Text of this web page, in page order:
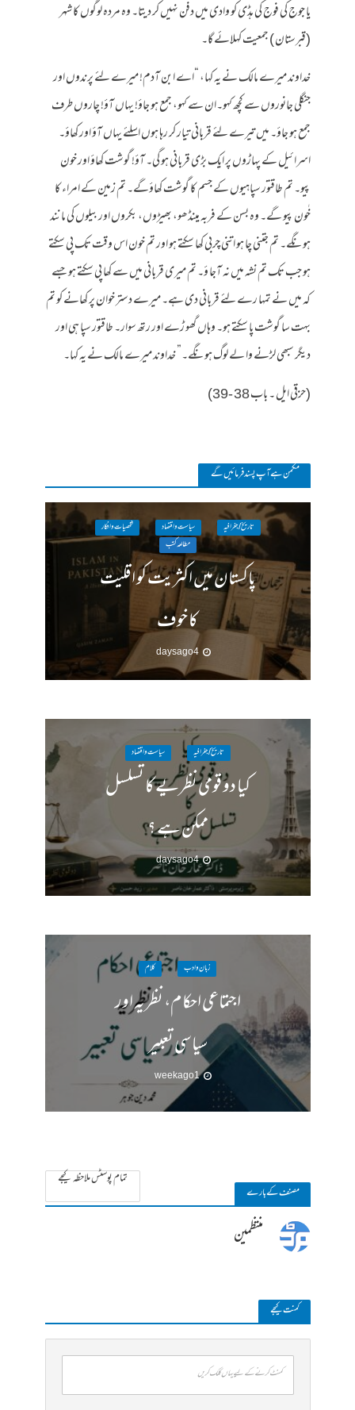
یا جوج کی فوج کی ہڈی کو وادی میں دفن نہیں کر دیتا۔ وہ مردہ لوگوں کا شہر
(قبرستان ) جمعیت کہلائے گا۔
خداوند میرے مالک نے یہ کہا، “اے ابن آدم! میرے لئے پرندوں اور
جنگلی جانوروں سے کچھ کہو۔ان سے کہو، جمع ہو جاؤ! یہاں آؤ! چاروں طرف
جمع ہو جاؤ۔ میں تیرے لئے قربانی تیار کر رہا ہوں اسلئے یہاں آؤ اور کھاؤ۔
اسرائیل کے پہاڑوں پر ایک بڑی قربانی ہو گی۔ آؤ! گوشت کھاؤ اور خون
پیو۔ تم طاقتور سپاہیوں کے جسم کا گوشت کھاؤگے۔ تم زمین کے امراء کا
خٰون پیو گے۔ وہ بسن کے فربہ مینڈھو، بھیڑوں، بکروں اور بیلوں کی مانند
ہونگے۔ تم جتنی چا ہو اتنی چربی کھا سکتے ہو اور تم خون اس وقت تک پی سکتے
ہو جب تک تم نشہ میں نہ آجا ؤ۔ تم میری قربانی میں سے کھا پی سکتے ہو جسے
کہ میں نے تمہا رے لئے قربانی دی ہے۔ میرے دستر خوان پر کھانے کو تم
بہت سا گوشت پا سکتے ہو۔ وہاں گھو ڑے اور رتھ سوار۔ طاقتور سپا ہی اور
دیگر سبھی لڑنے وا لے لوگ ہونگے۔” خداوند میرے مالک نے یہ کہا۔
(حزقی ایل ۔ باب 38 -39)
مکمن ہےآپ پسند فرمائیں گے
تاریخ / جغرافیہ سیاست واقتصاد
شخصیات وافکار
مطالعہ کتب
پاکستان میں اکثریت کو اقلیت
کا خوف
4 days ago
تاریخ / جغرافیہ سیاست واقتصاد
کیا دو قومی نظریے کا تسلسل
ممکن ہے ؟
4 days ago
زبان وادب کلام
اجتماعی احکام، نظریہ اور
سیاسی تعبیر
1 week ago
مصنف کے بارے
تمام پوسٹس ملاحظہ کیجے
منتظمین
کمنت کیجے
کمنٹ کرنے کے لیے یہاں کلک کریں